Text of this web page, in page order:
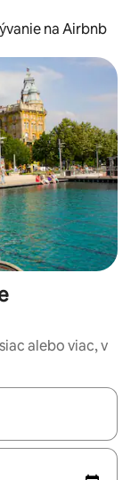
na Airbnb
alebo viac, v
ich prechádzať